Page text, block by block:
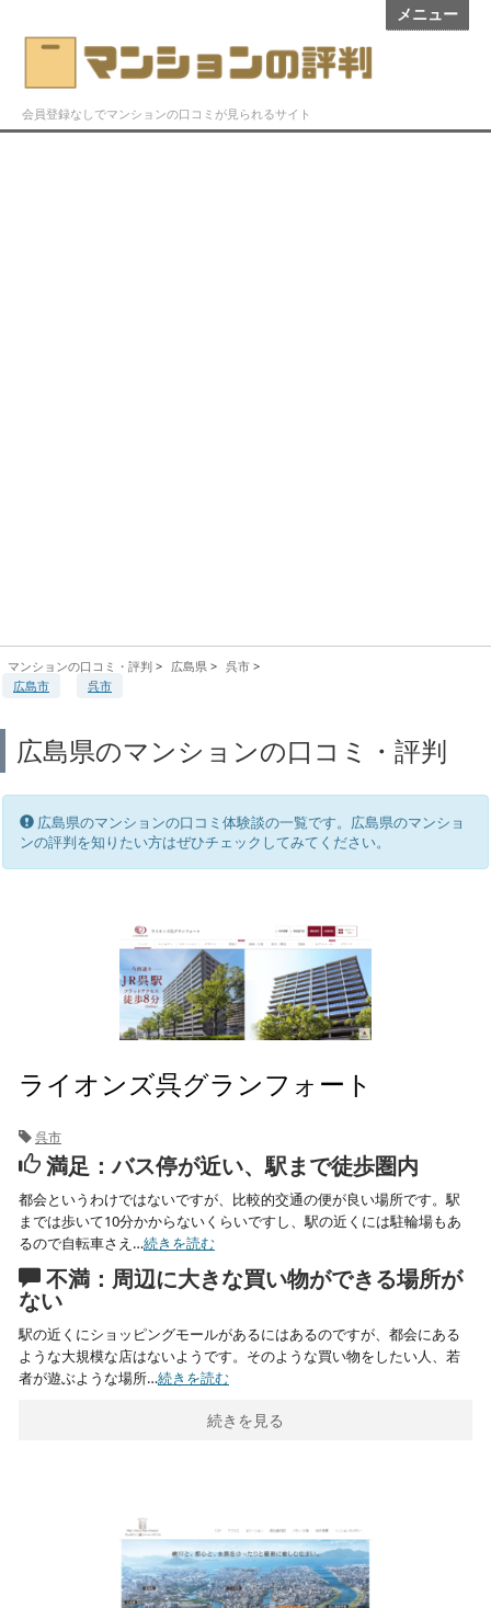
メニュー
会員登録なしでマンションの口コミが見られるサイト
マンションの口コミ・評判 > 広島県 > 呉市 >
広島市
呉市
広島県のマンションの口コミ・評判
広島県のマンションの口コミ体験談の一覧です。広島県のマンショ
ンの評判を知りたい方はぜひチェックしてみてください。
ライオンズ呉グランフォート
呉市
満足：バス停が近い、駅まで徒歩圏内
都会というわけではないですが、比較的交通の便が良い場所です。駅
までは歩いて10分かからないくらいですし、駅の近くには駐輪場もあ
るので自転車さえ…続きを読む
不満：周辺に大きな買い物ができる場所が
ない
駅の近くにショッピングモールがあるにはあるのですが、都会にある
ような大規模な店はないようです。そのような買い物をしたい人、若
者が遊ぶような場所…続きを読む
続きを見る